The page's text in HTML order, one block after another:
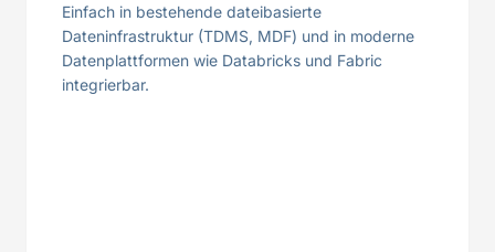
Einfach in bestehende dateibasierte
Dateninfrastruktur (TDMS, MDF) und in moderne
Datenplattformen wie Databricks und Fabric
integrierbar.